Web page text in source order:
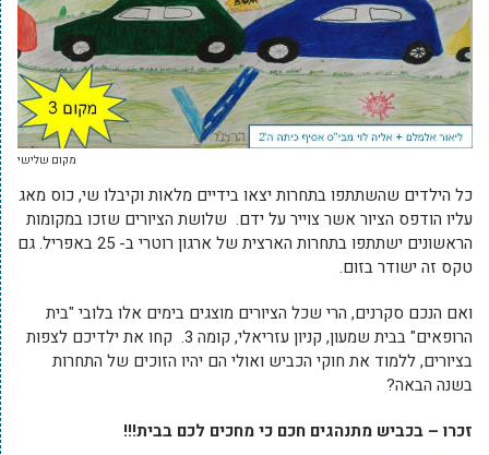
מקום שלישי
כל הילדים שהשתתפו בתחרות יצאו בידיים מלאות וקיבלו שי, כוס מאג
עליו הודפס הציור אשר צוייר על ידם. שלושת הציורים שזכו במקומות
הראשונים ישתתפו בתחרות הארצית של ארגון רוטרי ב- 25 באפריל. גם
טקס זה ישודר בזום.
ואם הנכם סקרנים, הרי שכל הציורים מוצגים בימים אלו בלובי "בית
הרופאים" בבית שמעון, קניון עזריאלי, קומה 3. קחו את ילדיכם לצפות
בציורים, ללמוד את חוקי הכביש ואולי הם יהיו הזוכים של התחרות
בשנה הבאה?
זכרו – בכביש מתנהגים חכם כי מחכים לכם בבית!!!